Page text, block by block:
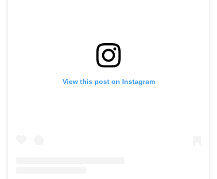
View this post on Instagram